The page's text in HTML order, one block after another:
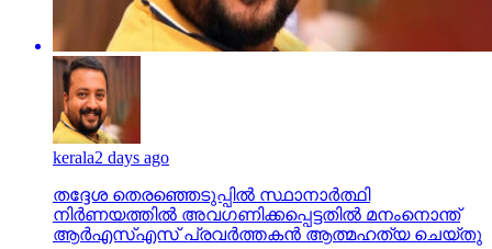
kerala2 days ago
തദ്ദേശ തെരഞ്ഞെടുപ്പില്‍ സ്ഥാനാര്‍ത്ഥി
നിര്‍ണയത്തില്‍ അവഗണിക്കപ്പെട്ടതില്‍ മനംനൊന്ത്
ആര്‍എസ്എസ് പ്രവര്‍ത്തകന്‍ ആത്മഹത്യ ചെയ്തു